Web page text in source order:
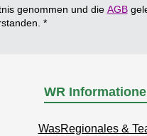
genommen und die AGB
*
WR
WasRegionales &